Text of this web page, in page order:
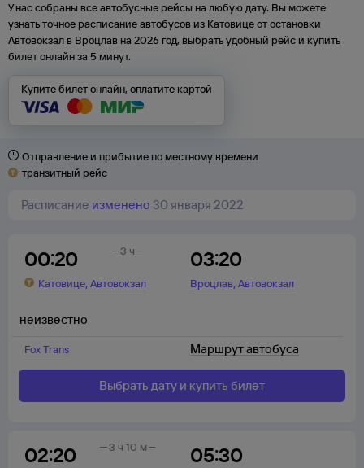
У нас собраны все автобусные рейсы на любую дату. Вы можете
узнать точное расписание автобусов из Катовицеотостановки
Автовокзал в Вроцлав на 2026 год, выбрать удобный рейс и купить
билет онлайн за 5 минут.
Купите билет онлайн, оплатите картой
Отправление и прибытие по местному времени
транзитный рейс
Расписание изменено 30 января 2022
00:20
Катовице,Автовокзал
03:20
Вроцлав,Автовокзал
3 ч
Fox Trans
неизвестно
Маршрут автобуса
Выбрать дату и купить билет
02:20 05:30
3 ч 10 м